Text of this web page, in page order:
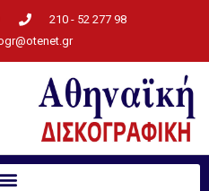
210 - 52 277 98